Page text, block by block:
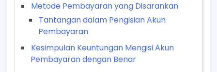
Metode Pembayaran yang Disarankan
Tantangan dalam Pengisian Akun
Pembayaran
Kesimpulan Keuntungan Mengisi Akun
Pembayaran dengan Benar